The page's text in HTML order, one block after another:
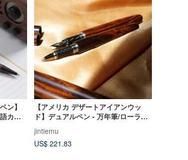
ン】
カス
【アメリカ デザートアイアンウッ
ド】デュアルペン - 万年筆/ローラー
ップ
jintiemu
US$ 221.83